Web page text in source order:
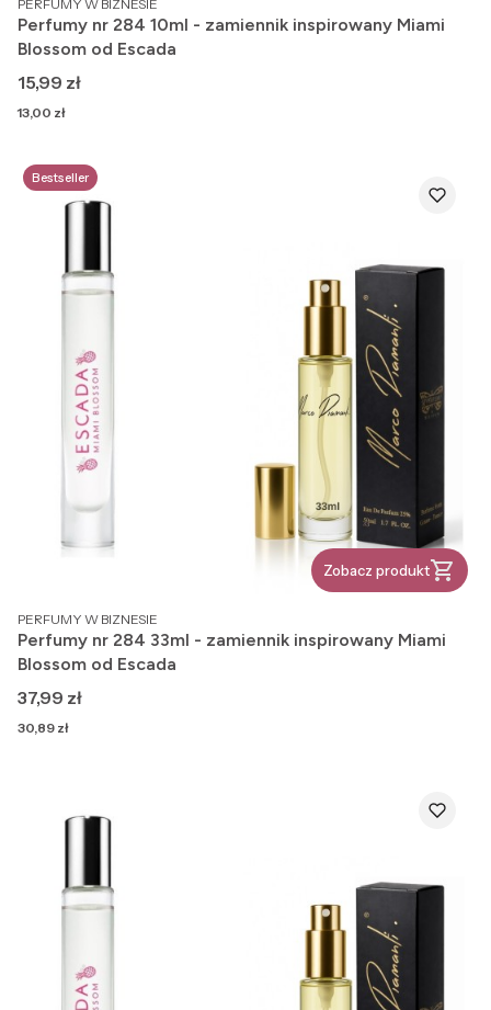
PERFUMY W BIZNESIE
Perfumy nr 284 10ml - zamiennik inspirowany Miami
Blossom od Escada
Cena
15,99 zł
Cena
13,00 zł
Bestseller
Zobacz produkt
PRODUCENT
PERFUMY W BIZNESIE
Perfumy nr 284 33ml - zamiennik inspirowany Miami
Blossom od Escada
Cena
37,99 zł
Cena
30,89 zł